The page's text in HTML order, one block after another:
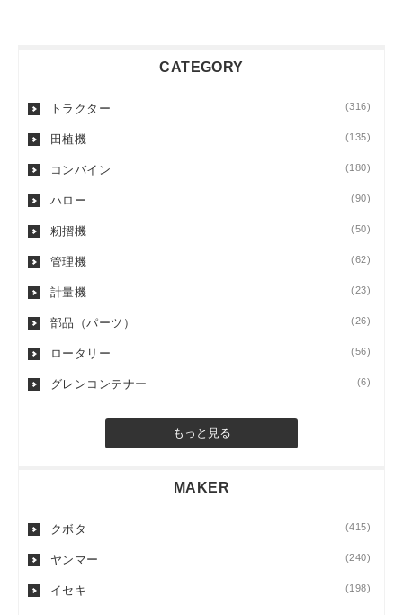
CATEGORY
トラクター (316)
田植機 (135)
コンバイン (180)
ハロー (90)
籾摺機 (50)
管理機 (62)
計量機 (23)
部品（パーツ） (26)
ロータリー (56)
グレンコンテナー (6)
もっと見る
MAKER
クボタ (415)
ヤンマー (240)
イセキ (198)